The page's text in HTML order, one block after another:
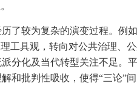
了较为复杂的演变过程。例
工具观，转向对公共治理、
分化及当代转型关注不足。
和批判性吸收，使得“三论”